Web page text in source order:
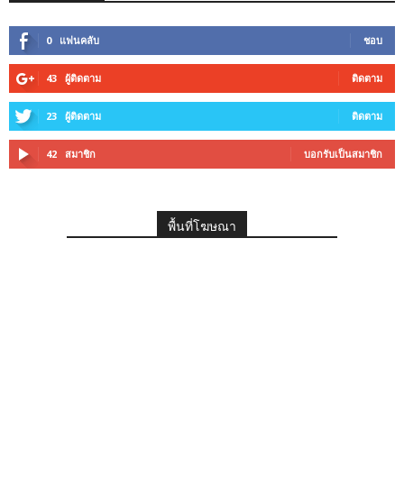
0 แฟนคลับ ชอบ
43 ผู้ติดตาม ติดตาม
23 ผู้ติดตาม ติดตาม
42 สมาชิก บอกรับเป็นสมาชิก
พื้นที่โฆษณา